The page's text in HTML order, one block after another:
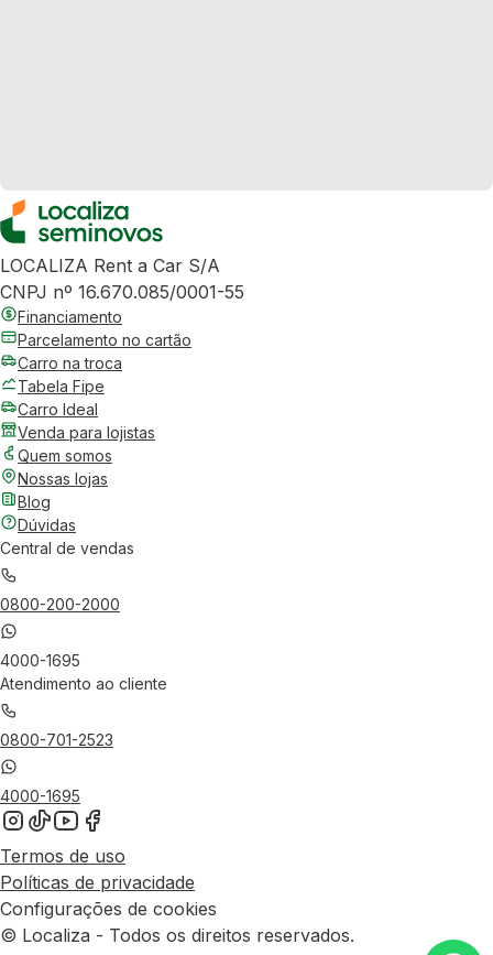
LOCALIZA Rent a Car S/A
CNPJ nº 16.670.085/0001-55
Financiamento
Parcelamento no cartão
Carro na troca
Tabela Fipe
Carro Ideal
Venda para lojistas
Quem somos
Nossas lojas
Blog
Dúvidas
Central de vendas
0800-200-2000
4000-1695
Atendimento ao cliente
0800-701-2523
4000-1695
Termos de uso
Políticas de privacidade
Configurações de cookies
© Localiza - Todos os direitos reservados.